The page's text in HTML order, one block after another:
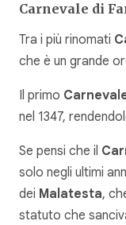
Carnevale di
Tra i più rinomati
che è un grande
Il primo
nel 1347,
Se pensi che il
solo negli ultimi
dei Malatesta,
statuto che